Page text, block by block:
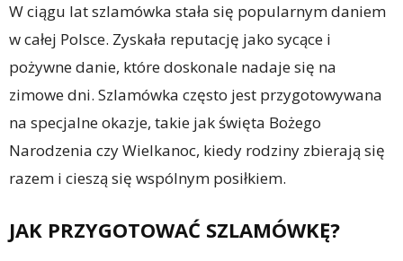
W ciągu lat szlamówka stała się popularnym daniem
w całej Polsce. Zyskała reputację jako sycące i
pożywne danie, które doskonale nadaje się na
zimowe dni. Szlamówka często jest przygotowywana
na specjalne okazje, takie jak święta Bożego
Narodzenia czy Wielkanoc, kiedy rodziny zbierają się
razem i cieszą się wspólnym posiłkiem.
JAK PRZYGOTOWAĆ SZLAMÓWKĘ?